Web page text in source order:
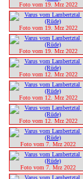
Foto vom 19. Mrz 2022
Foto vom 19. Mrz 2022
Foto vom 19. Mrz 2022
Foto vom 12. Mrz 2022
Foto vom 12. Mrz 2022
Foto vom 12. Mrz 2022
Foto vom 7. Mrz 2022
Foto vom 7. Mrz 2022